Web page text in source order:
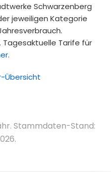
Schwarzenberg
jeweiligen Kategorie
Tagesaktuelle Tarife für
.
Übersicht
Stammdaten-Stand: